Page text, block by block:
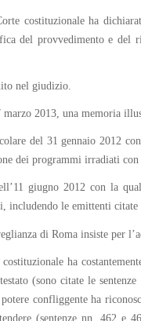
costituzionale ha
del provvedimento e del
nel giudizio.
2013, una memoria
del 31 gennaio 2012
dei programmi irradiati
giugno 2012 con la
includendo le emittenti
di Roma insiste per
ha
(sono citate le
potere confliggente ha
(sentenze nn. 462